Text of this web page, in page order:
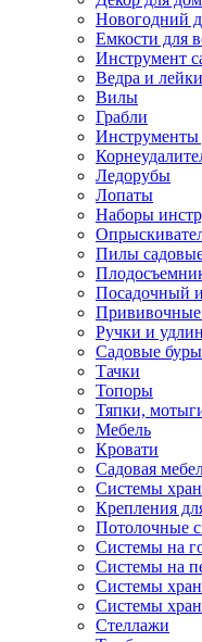
Новогодний
Емкости для
Инструмент
Ведра и лейки
Вилы
Грабли
Инструменты
Ледорубы
Лопаты
Наборы
Пилы
Посадочный
Ручки и
Садовые буры
Тачки
Топоры
Тяпки,
Мебель
Кровати
Садовая
Системы
Крепления
Потолочные
Системы на
Системы на
Системы
Системы
Стеллажи